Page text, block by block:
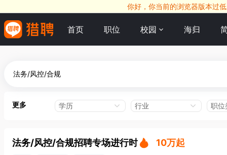
你好，你当前的浏览器版本过
首页 职位 校园 海归
更多 学历 行业 职位
法务/风控/合规招聘专场进行时 10万起